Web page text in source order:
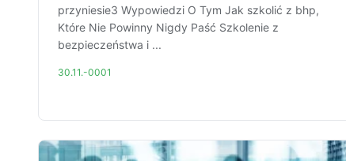
przyniesie3 Wypowiedzi O Tym Jak szkolić z bhp,
Które Nie Powinny Nigdy Paść Szkolenie z
bezpieczeństwa i ...
30.11.-0001